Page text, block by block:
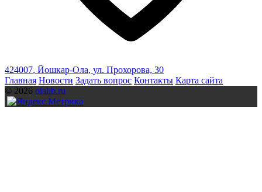
424007, Йошкар-Ола, ул. Прохорова, 30
Главная Новости Задать вопрос Контакты Карта сайта
© 2026 olalib.ru